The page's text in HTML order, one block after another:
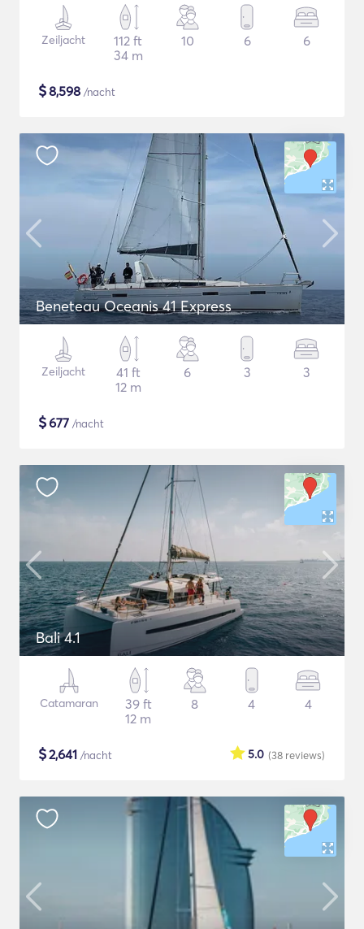
Zeiljacht
112 ft
34 m
10 6 6
$8,598 /nacht
Beneteau Oceanis 41 Express
Zeiljacht
41 ft
12 m
6 3 3
$677 /nacht
Bali 4.1
Catamaran
39 ft
12 m
8 4 4
$2,641 /nacht (38 reviews)
5.0